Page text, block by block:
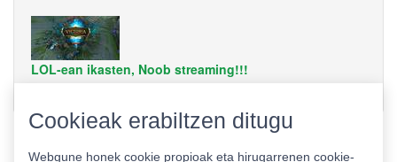
LOL-ean ikasten, Noob streaming!!!
Cookieak erabiltzen ditugu
Webgune honek cookie propioak eta hirugarrenen cookie-